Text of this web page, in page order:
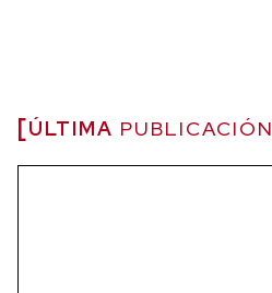
ÚLTIMA PUBLICACIÓN